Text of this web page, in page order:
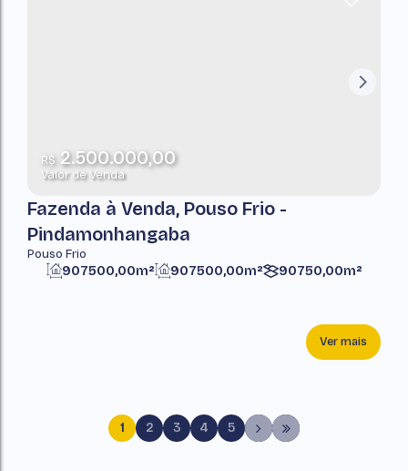
R$2.500.000,00
Valor de Venda
Fazenda à Venda, Pouso Frio -
Pindamonhangaba
Pouso Frio
907500,00m² 907500,00m² 90750,00m²
Ver mais
1 2 3 4 5